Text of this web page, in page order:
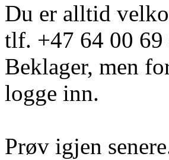
Du er alltid
tlf. +47 64 00 69
Beklager, men
logge inn.
Prøv igjen